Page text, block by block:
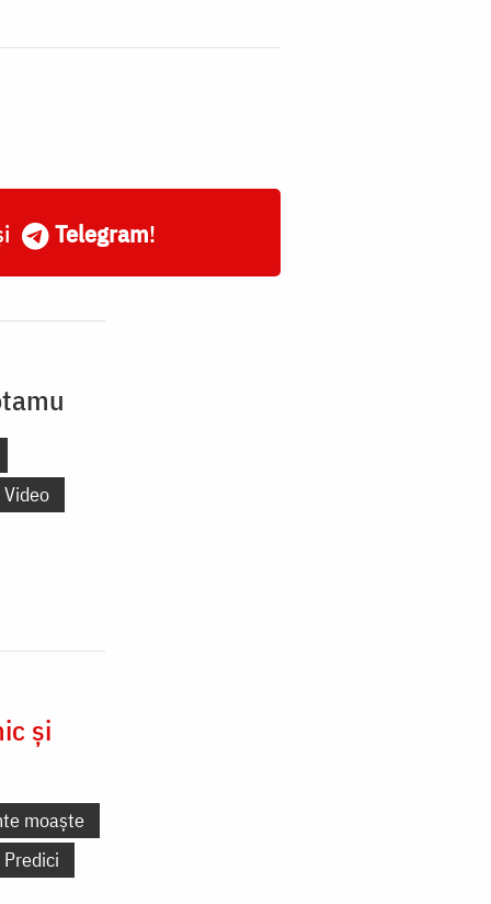
Telegram!
Video
și
moaște
Predici